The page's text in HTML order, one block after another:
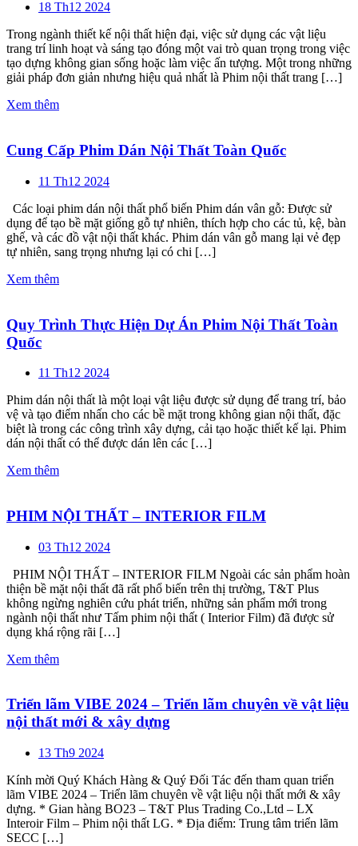
18 Th12 2024
Trong ngành thiết kế nội thất hiện đại, việc sử dụng các vật liệu
trang trí linh hoạt và sáng tạo đóng một vai trò quan trọng trong việc
tạo dựng không gian sống hoặc làm việc ấn tượng. Một trong những
giải pháp đơn giản nhưng hiệu quả nhất là Phim nội thất trang […]
Xem thêm
Cung Cấp Phim Dán Nội Thất Toàn Quốc
11 Th12 2024
Các loại phim dán nội thất phổ biến Phim dán vân gỗ: Được sử
dụng để tạo bề mặt giống gỗ tự nhiên, thích hợp cho các tủ, kệ, bàn
ghế, và các đồ vật nội thất khác. Phim dán vân gỗ mang lại vẻ đẹp
tự nhiên, sang trọng nhưng lại có chi […]
Xem thêm
Quy Trình Thực Hiện Dự Án Phim Nội Thất Toàn
Quốc
11 Th12 2024
Phim dán nội thất là một loại vật liệu được sử dụng để trang trí, bảo
vệ và tạo điểm nhấn cho các bề mặt trong không gian nội thất, đặc
biệt là trong các công trình xây dựng, cải tạo hoặc thiết kế lại. Phim
dán nội thất có thể được dán lên các […]
Xem thêm
PHIM NỘI THẤT – INTERIOR FILM
03 Th12 2024
PHIM NỘI THẤT – INTERIOR FILM Ngoài các sản phẩm hoàn
thiện bề mặt nội thất đã rất phổ biến trên thị trường, T&T Plus
không ngừng nghiên cứu phát triển, những sản phẩm mới trong
ngành nội thất như Tấm phim nội thất ( Interior Film) đã được sử
dụng khá rộng rãi […]
Xem thêm
Triển lãm VIBE 2024 – Triển lãm chuyên về vật liệu
nội thất mới & xây dựng
13 Th9 2024
Kính mời Quý Khách Hàng & Quý Đối Tác đến tham quan triển
lãm VIBE 2024 – Triển lãm chuyên về vật liệu nội thất mới & xây
dựng. * Gian hàng BO23 – T&T Plus Trading Co.,Ltd – LX
Interoir Film – Phim nội thất LG. * Địa điểm: Trung tâm triển lãm
SECC […]